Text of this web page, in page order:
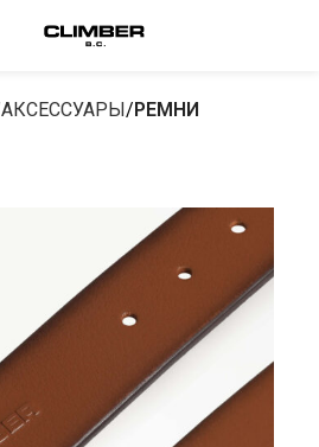
АКСЕССУАРЫ РЕМНИ